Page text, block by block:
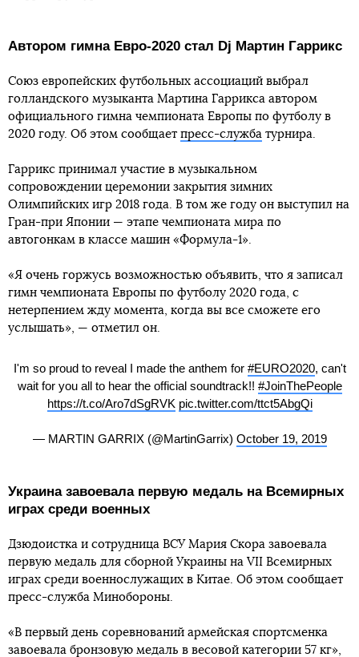
Автором гимна Евро-2020 стал Dj Мартин Гаррикс
Союз европейских футбольных ассоциаций выбрал
голландского музыканта Мартина Гаррикса автором
официального гимна чемпионата Европы по футболу в
2020 году. Об этом сообщает пресс-служба турнира.
Гаррикс принимал участие в музыкальном
сопровождении церемонии закрытия зимних
Олимпийских игр 2018 года. В том же году он выступил на
Гран-при Японии — этапе чемпионата мира по
автогонкам в классе машин «Формула-1».
«Я очень горжусь возможностью объявить, что я записал
гимн чемпионата Европы по футболу 2020 года, с
нетерпением жду момента, когда вы все сможете его
услышать», — отметил он.
I'm so proud to reveal I made the anthem for #EURO2020, can't
wait for you all to hear the official soundtrack!! #JoinThePeople
https://t.co/Aro7dSgRVK pic.twitter.com/ttct5AbgQi
— MARTIN GARRIX (@MartinGarrix) October 19, 2019
Украина завоевала первую медаль на Всемирных
играх среди военных
Дзюдоистка и сотрудница ВСУ Мария Скора завоевала
первую медаль для сборной Украины на VII Всемирных
играх среди военнослужащих в Китае. Об этом сообщает
пресс-служба Минобороны.
«В первый день соревнований армейская спортсменка
завоевала бронзовую медаль в весовой категории 57 кг»,